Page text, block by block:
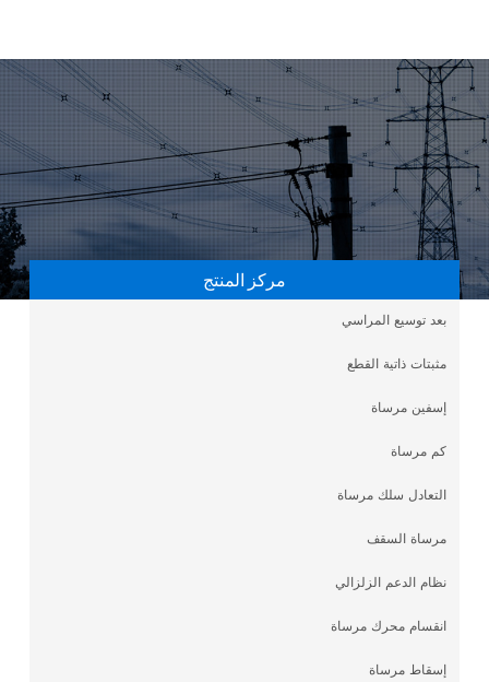
مركز المنتج
بعد توسيع المراسي
مثبتات ذاتية القطع
إسفين مرساة
كم مرساة
التعادل سلك مرساة
مرساة السقف
نظام الدعم الزلزالي
انقسام محرك مرساة
إسقاط مرساة